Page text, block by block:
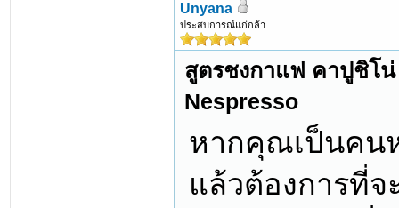
Unyana
ประสบการณ์แก่กล้า
สูตรชงกาแฟ คาปูชิโน่
Nespresso
หากคุณเป็นคน
แล้วต้องการที่จ